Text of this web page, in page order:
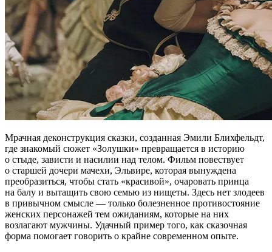
Мрачная деконструкция сказки, созданная Эмили Блихфельдт,
где знакомый сюжет «Золушки» превращается в историю
о стыде, зависти и насилии над телом. Фильм повествует
о старшей дочери мачехи, Эльвире, которая вынуждена
преобразиться, чтобы стать «красивой», очаровать принца
на балу и вытащить свою семью из нищеты. Здесь нет злодеев
в привычном смысле — только болезненное противостояние
женских персонажей тем ожиданиям, которые на них
возлагают мужчины. Удачный пример того, как сказочная
форма помогает говорить о крайне современном опыте.